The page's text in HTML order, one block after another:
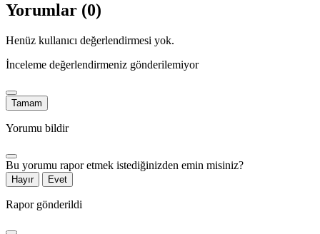
Yorumlar (0)
Henüz kullanıcı değerlendirmesi yok.
İnceleme değerlendirmeniz gönderilemiyor
Tamam
Yorumu bildir
Bu yorumu rapor etmek istediğinizden emin misiniz?
Hayır Evet
Rapor gönderildi